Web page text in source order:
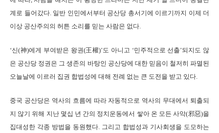
계로 들어갔다. 일반 인민에서부터 공산당 총서기에 이르기까지 이제 더
이상 공산주의의 허튼 소리를 믿는 사람은 없다.
‘신(神)에게 부여받은 왕권(王權)’도 아니고 ‘민주적으로 선출’되지도 않
은 공산당 정권은 그 생존의 바탕인 공산당에 대한 믿음이 철저히 파멸된
오늘날에 이르러 집권 합법성에 대해 전례 없는 큰 도전을 받고 있다.
중국 공산당은 역사의 흐름에 따라 자동적으로 역사의 무대에서 퇴출되
지 않기 위해 지난 몇십 년 간의 정치운동에서 쌓아 온 모든 사악(邪惡)을
집대성한 각종 방법을 동원했다. 그리고 합법성과 기사회생을 도모하는